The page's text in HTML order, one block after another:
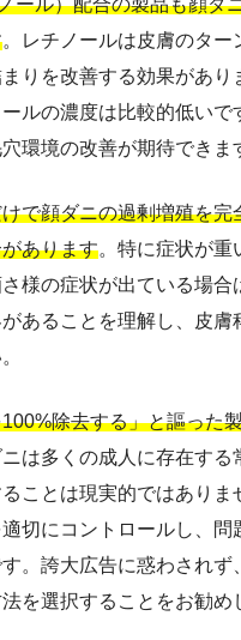
。レチノールは皮膚のター
りを改善する効果があり
ルの濃度は比較的低いで
環境の改善が期待できま
で顔ダニの過剰増殖を完
あります。特に症状が重
様の症状が出ている場合
あることを理解し、皮膚
除去する」と謳った
は多くの成人に存在する
ことは現実的ではありま
切にコントロールし、問
。誇大広告に惑わされず
を選択することをお勧め